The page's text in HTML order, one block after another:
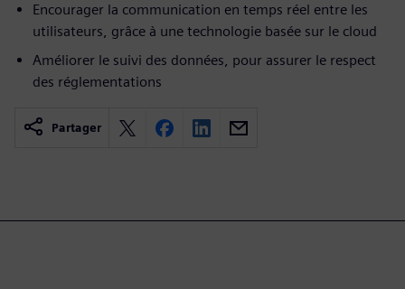
Encourager la communication en temps réel entre les
utilisateurs, grâce à une technologie basée sur le cloud
Améliorer le suivi des données, pour assurer le respect
des réglementations
Partager